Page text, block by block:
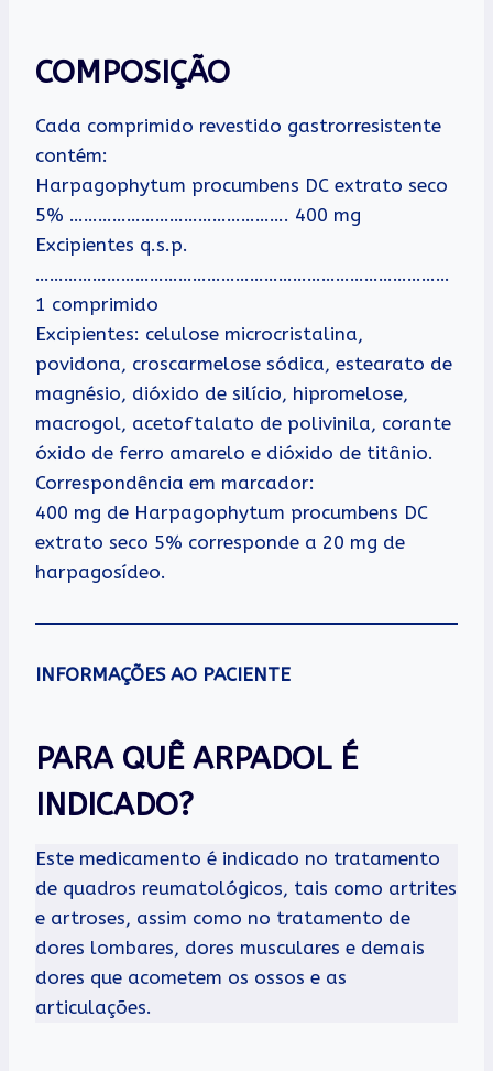
COMPOSIÇÃO
Cada comprimido revestido gastrorresistente
contém:
Harpagophytum procumbens DC extrato seco
5% ………………………………………. 400 mg
Excipientes q.s.p.
……………………………………………………………………………
1 comprimido
Excipientes: celulose microcristalina,
povidona, croscarmelose sódica, estearato de
magnésio, dióxido de silício, hipromelose,
macrogol, acetoftalato de polivinila, corante
óxido de ferro amarelo e dióxido de titânio.
Correspondência em marcador:
400 mg de Harpagophytum procumbens DC
extrato seco 5% corresponde a 20 mg de
harpagosídeo.
INFORMAÇÕES AO PACIENTE
PARA QUÊ ARPADOL É
INDICADO?
Este medicamento é indicado no tratamento
de quadros reumatológicos, tais como artrites
e artroses, assim como no tratamento de
dores lombares, dores musculares e demais
dores que acometem os ossos e as
articulações.